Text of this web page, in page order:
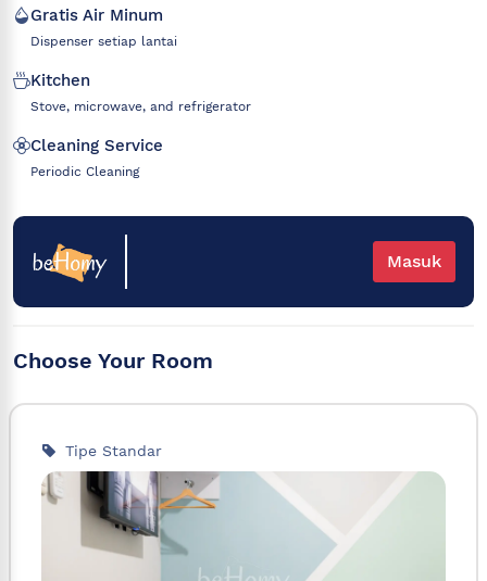
Gratis Air Minum
Dispenser setiap lantai
Kitchen
Stove, microwave, and refrigerator
Cleaning Service
Periodic Cleaning
Masuk
Choose Your Room
Tipe Standar